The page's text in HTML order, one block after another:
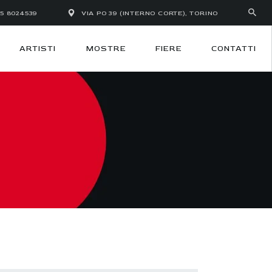
8024539 VIA PO 39 (INTERNO CORTE), TORINO
ARTISTI MOSTRE FIERE CONTATTI